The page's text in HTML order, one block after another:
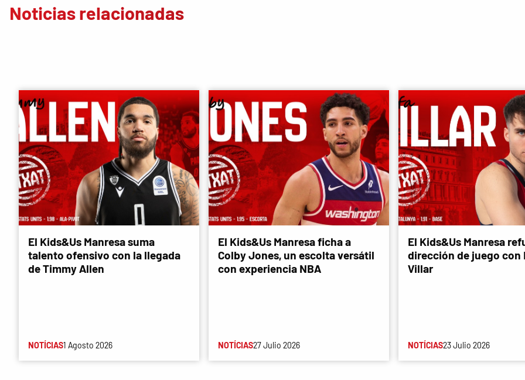
Noticias relacionadas
El Kids&Us Manresa suma
talento ofensivo con la llegada
de Timmy Allen
NOTÍCIAS1 Agosto 2026
El Kids&Us Manresa ficha a
Colby Jones, un escolta versátil
con experiencia NBA
NOTÍCIAS27 Julio 2026
El Kids&Us Manresa
dirección de juego con
Villar
NOTÍCIAS23 Julio 2026